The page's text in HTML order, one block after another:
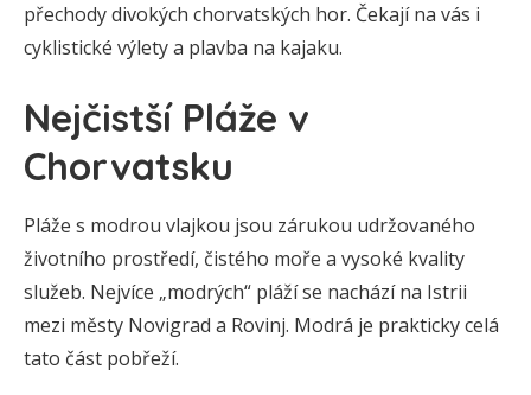
přechody divokých chorvatských hor. Čekají na vás i
cyklistické výlety a plavba na kajaku.
Nejčistší Pláže v
Chorvatsku
Pláže s modrou vlajkou jsou zárukou udržovaného
životního prostředí, čistého moře a vysoké kvality
služeb. Nejvíce „modrých“ pláží se nachází na Istrii
mezi městy Novigrad a Rovinj. Modrá je prakticky celá
tato část pobřeží.